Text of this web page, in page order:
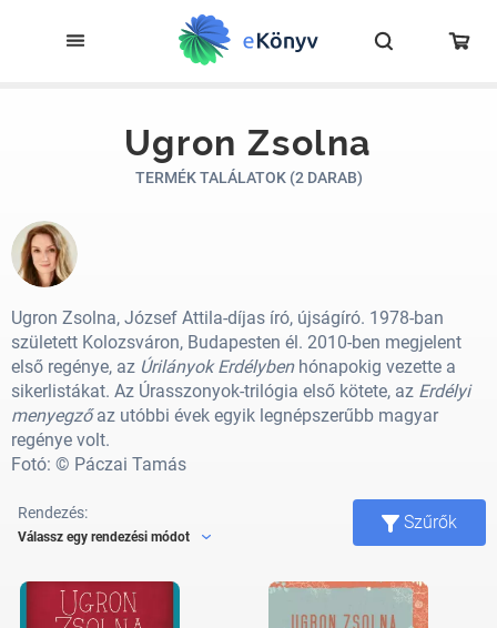
Ugron Zsolna
TERMÉK TALÁLATOK (2 DARAB)
Ugron Zsolna, József Attila-díjas író, újságíró. 1978-ban
született Kolozsváron, Budapesten él. 2010-ben megjelent
első regénye, az Úrilányok Erdélybenhónapokig vezette a
sikerlistákat. Az Úrasszonyok-trilógia első kötete, az Erdélyi
menyegzőaz utóbbi évek egyik legnépszerűbb magyar
regénye volt.
Fotó: © Páczai Tamás
Rendezés:
Válassz egy rendezési módot
Szűrők